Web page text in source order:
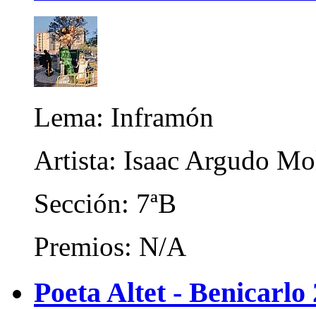
Lema: Inframón
Artista: Isaac Argudo
Sección: 7ªB
Premios: N/A
Poeta Altet - Benicarlo